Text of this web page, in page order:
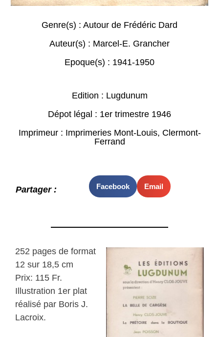
Genre(s) : Autour de Frédéric Dard
Auteur(s) : Marcel-E. Grancher
Epoque(s) : 1941-1950
Edition : Lugdunum
Dépot légal : 1er trimestre 1946
Imprimeur : Imprimeries Mont-Louis, Clermont-
Ferrand
Partager : Facebook Email
252 pages de format
12 sur 18,5 cm
Prix: 115 Fr.
Illustration 1er plat
réalisé par Boris J.
Lacroix.